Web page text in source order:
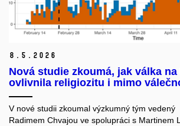
8. 5. 2026
Nová studie zkoumá, jak válka
ovlivnila religiozitu i mimo
V nové studii zkoumal výzkumný tým vedený
Radimem Chvajou ve spolupráci s Martinem